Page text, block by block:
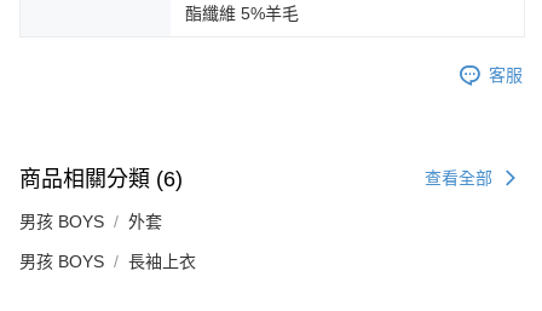
酯纖維 5%羊毛
客服
商品相關分類 (6) 查看全部
男孩 BOYS 外套
男孩 BOYS 長袖上衣